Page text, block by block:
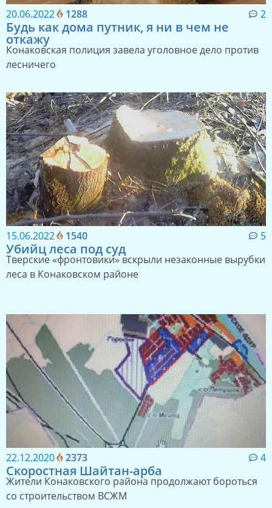
20.06.2022 1288 2
Будь как дома путник, я ни в чем не
откажу
Конаковская полиция завела уголовное дело против
лесничего
15.06.2022 1540 5
Убийц леса под суд
Тверские «фронтовики» вскрыли незаконные вырубки
леса в Конаковском районе
22.12.2020 2373 4
Скоростная Шайтан-арба
Жители Конаковского района продолжают бороться
со строительством ВСЖМ